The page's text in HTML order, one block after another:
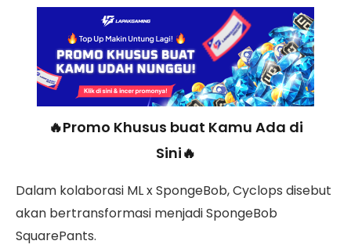
🔥Promo Khusus buat Kamu Ada di
Sini🔥
Dalam kolaborasi ML x SpongeBob, Cyclops disebut
akan bertransformasi menjadi SpongeBob
SquarePants.